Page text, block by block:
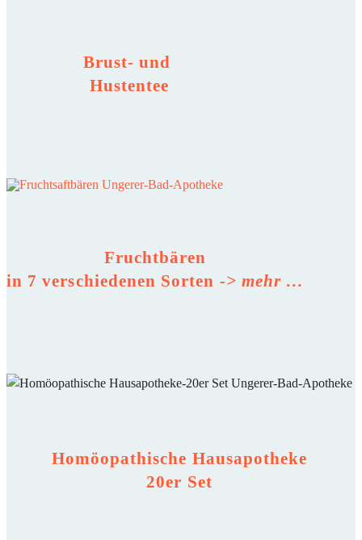
Brust- und
Hustentee
Fruchtbären
in 7 verschiedenen Sorten -> mehr …
Homöopathische Hausapotheke
20er Set